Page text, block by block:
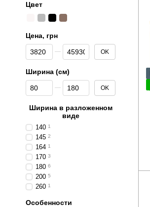
Цвет
Цена, грн
От Цена, грн
До Цена, грн OK
Ширина (см)
От Ширина (см)
До Ширина (см) OK
Ширина в разложенном
виде
140 1
145 2
164 1
170 3
180 6
200 5
260 1
Особенности